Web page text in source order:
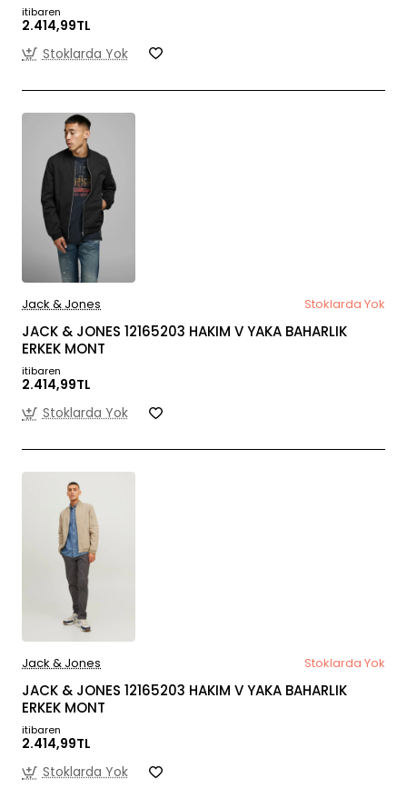
itibaren
2.414,99TL
Stoklarda Yok
Jack & Jones Stoklarda Yok
JACK & JONES 12165203 HAKIM V YAKA BAHARLIK
ERKEK MONT
itibaren
2.414,99TL
Stoklarda Yok
Jack & Jones Stoklarda Yok
JACK & JONES 12165203 HAKIM V YAKA BAHARLIK
ERKEK MONT
itibaren
2.414,99TL
Stoklarda Yok